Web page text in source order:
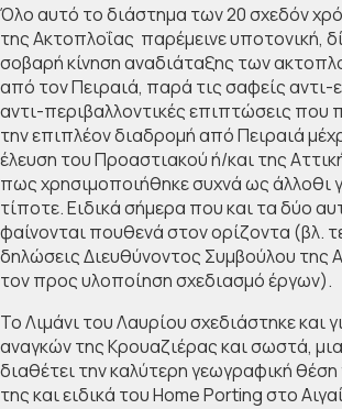
Όλο αυτό το διάστημα των 20 σχεδόν
της Ακτοπλοΐας παρέμεινε υποτονική,
σοβαρή κίνηση αναδιάταξης των
από τον Πειραιά, παρά τις σαφείς αντι-
αντι-περιβαλλοντικές επιπτώσεις
την επιπλέον διαδρομή από Πειραιά
έλευση του Προαστιακού ή/και της
πως χρησιμοποιήθηκε συχνά ως άλλοθι
τίποτε. Ειδικά σήμερα που και τα δύο
φαίνονται πουθενά στον ορίζοντα (βλ.
δηλώσεις Διευθύνοντος Συμβούλου της
τον προς υλοποίηση σχεδιασμό έργων).
Το Λιμάνι του Λαυρίου σχεδιάστηκε και
αναγκών της Κρουαζιέρας και σωστά,
διαθέτει την καλύτερη γεωγραφική
της και ειδικά του Home Porting στο